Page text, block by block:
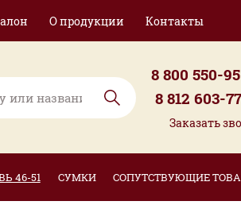
О продукции Контакты
8 800 550-
8 812 603-
Заказать
46-51 СУМКИ СОПУТСТВУЮЩИЕ